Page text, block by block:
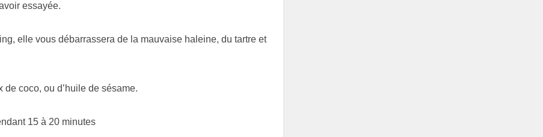
essayée.
elle vous débarrassera de la mauvaise haleine, du tartre et
coco, ou d’huile de sésame.
15 à 20 minutes